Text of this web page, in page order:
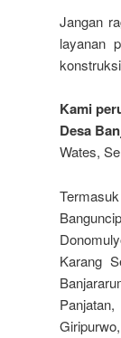
Jangan
layanan
Kami
Desa
Wates,
Karang